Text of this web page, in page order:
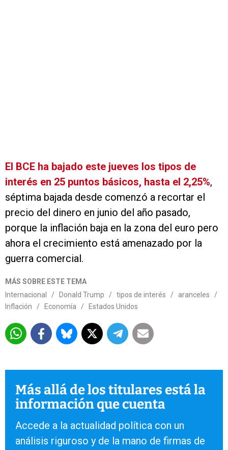
El BCE ha bajado este jueves los tipos de
interés en 25 puntos básicos, hasta el 2,25%,
séptima bajada desde comenzó a recortar el
precio del dinero en junio del año pasado,
porque la inflación baja en la zona del euro pero
ahora el crecimiento está amenazado por la
guerra comercial.
MÁS SOBRE ESTE TEMA
Internacional
/ Donald Trump / tipos de interés / aranceles
/
Inflación
/ Economía / Estados Unidos
Más allá de los titulares está la
información que cuenta
Accede a la actualidad política con un
análisis riguroso y de la mano de firmas de